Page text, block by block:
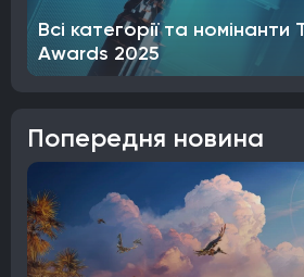
Всі категорії та
Awards 2025
Попередня новина